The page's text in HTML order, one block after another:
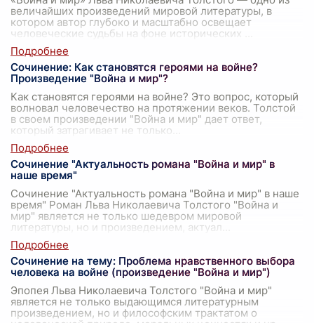
величайших произведений мировой литературы, в
котором автор глубоко и масштабно освещает
человеческие судьбы на фоне исторических
Сочинение: Как становятся героями на войне?
Произведение "Война и мир"?
Как становятся героями на войне? Это вопрос, который
волновал человечество на протяжении веков. Толстой
в своем произведении "Война и мир" дает ответ,
который затрагивает не только
Сочинение "Актуальность романа "Война и мир" в
наше время"
Сочинение "Актуальность романа "Война и мир" в наше
время" Роман Льва Николаевича Толстого "Война и
мир" является не только шедевром мировой
литературы, но и произведением, актуал
Сочинение на тему: Проблема нравственного выбора
человека на войне (произведение "Война и мир")
Эпопея Льва Николаевича Толстого "Война и мир"
является не только выдающимся литературным
произведением, но и философским трактатом о